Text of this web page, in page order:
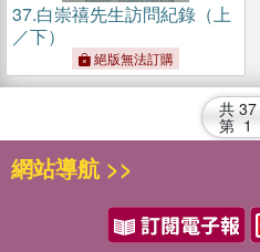
37.白崇禧先生訪問紀錄（上
／下）
絕版無法訂購
共 37
第 1
網站導航 >>